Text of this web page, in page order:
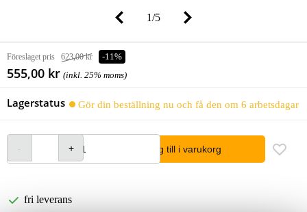
1/5
Föreslaget pris 623,00 kr -11%
555,00 kr (inkl. 25% moms)
Lagerstatus Gör din beställning nu och få den om 6 arbetsdagar
lägg till i varukorg
fri leverans